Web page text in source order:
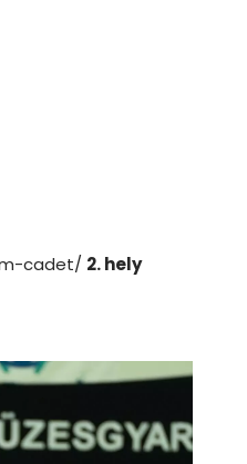
cadet/ 2. hely